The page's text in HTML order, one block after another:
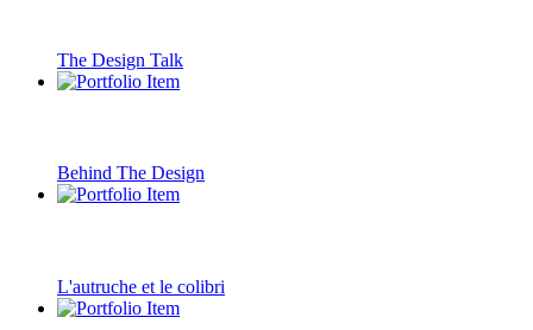
The Design Talk
Behind The Design
L'autruche et le colibri